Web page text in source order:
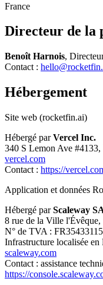
France
Directeur de la
Benoît Harnois,
Contact :
Hébergement
Site web (rocketfin.ai)
Hébergé parVercel Inc.
340 S Lemon Ave
vercel.com
Contact : https://
Application et données
Hébergé parScaleway
8 rue de la Ville l'Évêque,
N° de TVA :
Infrastructure localisée en
scaleway.com
Contact : assistance
https://